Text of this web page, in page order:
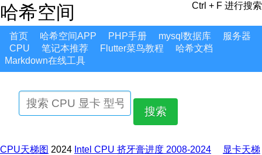
哈希空间 Ctrl + F 进行搜索
首页 哈希空间APP PHP手册 mysql数据库
服务器
CPU
笔记本推荐 Flutter菜鸟教程
哈希文档
Markdown在线工具
搜索
CPU天梯图 2024 Intel CPU 挤牙膏进度 2008-2024
显卡天梯